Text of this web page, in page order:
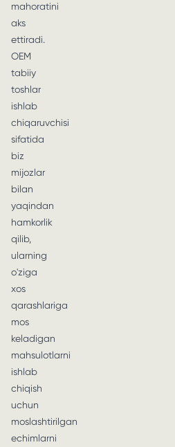
mahoratini
aks
ettiradi.
OEM
tabiiy
toshlar
ishlab
chiqaruvchisi
sifatida
biz
mijozlar
bilan
yaqindan
hamkorlik
qilib,
ularning
o'ziga
xos
qarashlariga
mos
keladigan
mahsulotlarni
ishlab
chiqish
uchun
moslashtirilgan
echimlarni